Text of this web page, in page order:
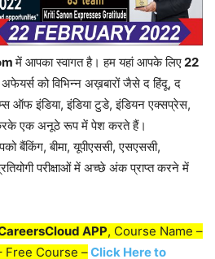
में आपका स्वागत है। हम यहां आपके लिए22
को विभिन्न अख़बारों जैसे द हिंदू, द
ऑफ इंडिया, इंडिया टुडे, इंडियन एक्सप्रेस,
एक अनूठे रूप में पेश करते हैं।
बैंकिंग, बीमा, यूपीएससी, एसएससी,
परीक्षाओं में अच्छे अंक प्राप्त करने में
APP, Course Name –
Free Course –Click Here to